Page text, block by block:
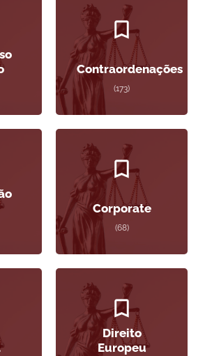
Contraordenações
(173)
Corporate
(68)
Direito
Europeu